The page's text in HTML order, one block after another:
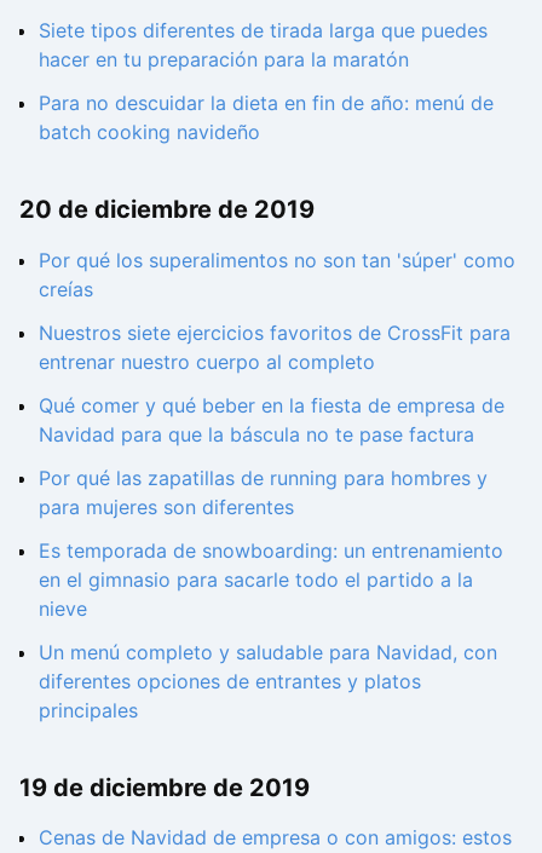
Siete tipos diferentes de tirada larga que puedes
hacer en tu preparación para la maratón
Para no descuidar la dieta en fin de año: menú de
batch cooking navideño
20 de diciembre de 2019
Por qué los superalimentos no son tan 'súper' como
creías
Nuestros siete ejercicios favoritos de CrossFit para
entrenar nuestro cuerpo al completo
Qué comer y qué beber en la fiesta de empresa de
Navidad para que la báscula no te pase factura
Por qué las zapatillas de running para hombres y
para mujeres son diferentes
Es temporada de snowboarding: un entrenamiento
en el gimnasio para sacarle todo el partido a la
nieve
Un menú completo y saludable para Navidad, con
diferentes opciones de entrantes y platos
principales
19 de diciembre de 2019
Cenas de Navidad de empresa o con amigos: estos